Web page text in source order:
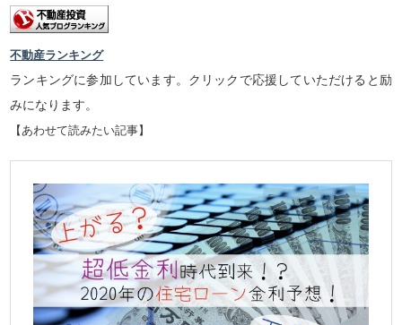
不動産ランキング
ランキングに参加しています。クリックで応援していただけると励
みになります。
【あわせて読みたい記事】